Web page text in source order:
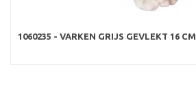
1060235 - VARKEN GRIJS GEVLEKT 16 CM